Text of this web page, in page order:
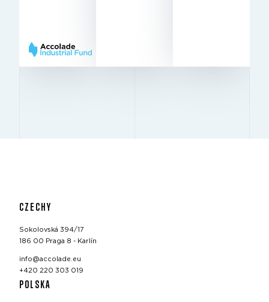
BREEAM
Excellent
Good
CZECHY
Sokolovská 394/17
186 00 Praga 8 - Karlín
info@accolade.eu
+420 220 303 019
POLSKA